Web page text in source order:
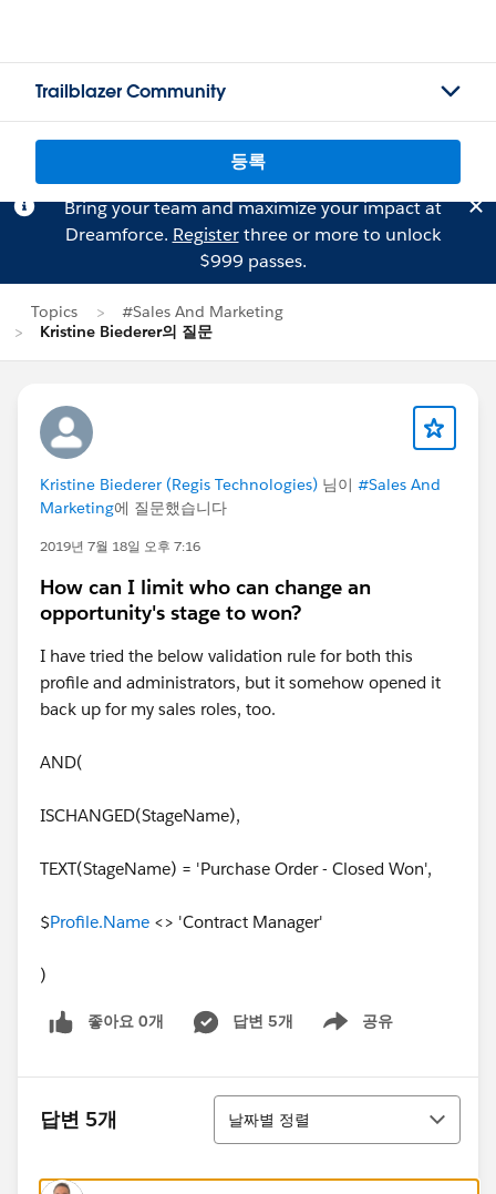
Trailblazer Community
등록
Bring your team and maximize your impact at
Dreamforce. Registerthree or more to unlock
$999 passes.
Topics
#Sales And Marketing
Kristine Biederer의 질문
Kristine Biederer (Regis Technologies) 님이 #Sales And
Marketing에 질문했습니다
2019년 7월 18일 오후 7:16
How can I limit who can change an
opportunity's stage to won?
I have tried the below validation rule for both this
profile and administrators, but it somehow opened it
back up for my sales roles, too.
AND(
ISCHANGED(StageName),
TEXT(StageName) = 'Purchase Order - Closed Won',
$Profile.Name <> 'Contract Manager'
)
좋아요 0개 답변 5개 공유
Show menu
답변 5개
정렬
날짜별 정렬